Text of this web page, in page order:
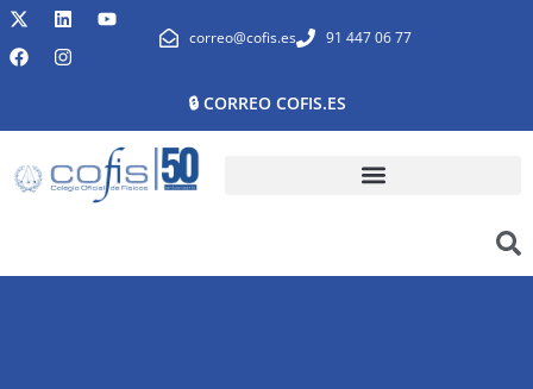
correo@cofis.es 91 447 06 77
🔒 CORREO COFIS.ES